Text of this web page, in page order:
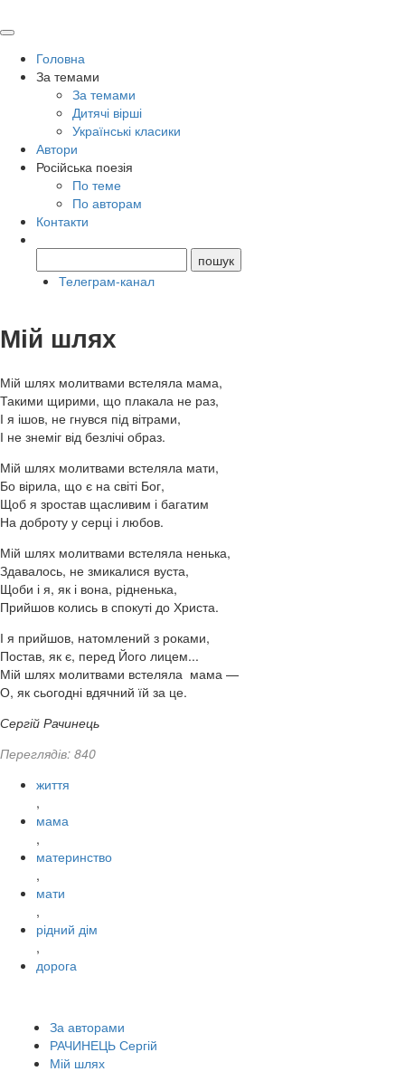
Головна
За темами
За темами
Дитячі вірші
Українські класики
Автори
Російська поезія
По теме
По авторам
Контакти
Телеграм-канал
Мій шлях
Мій шлях молитвами встеляла мама,
Такими щирими, що плакала не раз,
І я ішов, не гнувся під вітрами,
І не знеміг від безлічі образ.
Мій шлях молитвами встеляла мати,
Бо вірила, що є на світі Бог,
Щоб я зростав щасливим і багатим
На доброту у серці і любов.
Мій шлях молитвами встеляла ненька,
Здавалось, не змикалися вуста,
Щоби і я, як і вона, рідненька,
Прийшов колись в спокуті до Христа.
І я прийшов, натомлений з роками,
Постав, як є, перед Його лицем...
Мій шлях молитвами встеляла мама —
О, як сьогодні вдячний їй за це.
Сергій Рачинець
Переглядів: 840
життя
,
мама
,
материнство
,
мати
,
рідний дім
,
дорога
За авторами
РАЧИНЕЦЬ Сергій
Мій шлях